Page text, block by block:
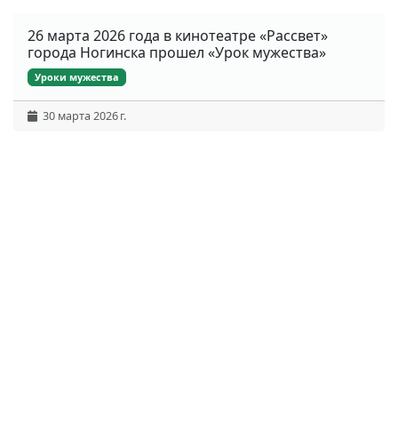
26 марта 2026 года в кинотеатре «Рассвет»
города Ногинска прошел «Урок мужества»
Уроки мужества
30 марта 2026 г.